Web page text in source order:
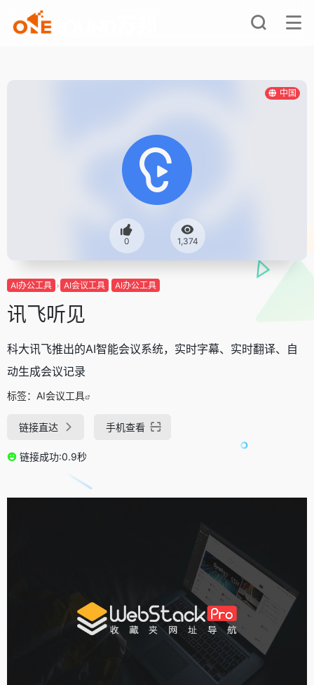
中国
0 1,374
AI办公工具 AI会议工具 AI办公工具
讯飞听见
科大讯飞推出的AI智能会议系统，实时字幕、实时翻译、自
动生成会议记录
标签： AI会议工具
链接直达 手机查看
链接成功:0.9秒